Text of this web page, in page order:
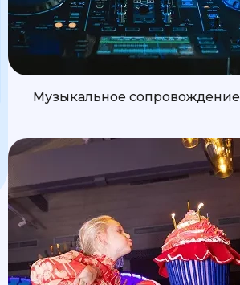
Музыкальное сопровождение